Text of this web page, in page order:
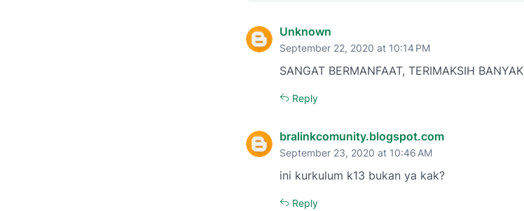
Unknown
September 22, 2020 at 10:14 PM
SANGAT BERMANFAAT, TERIMAKSIH BANYAK
Reply
bralinkcomunity.blogspot.com
September 23, 2020 at 10:46 AM
ini kurkulum k13 bukan ya kak?
Reply